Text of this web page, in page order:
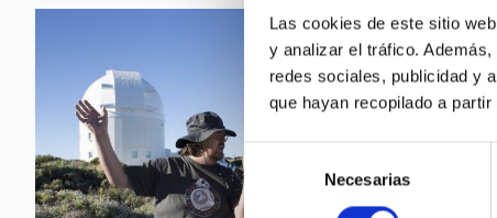
Las cookies de este sitio
y analizar el tráfico.
redes sociales, publicidad y
que hayan recopilado a
Selección
de
consentimiento
Necesarias